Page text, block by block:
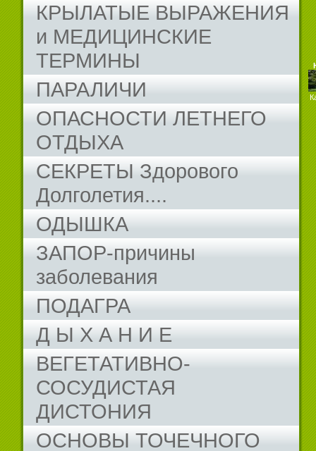
КРЫЛАТЫЕ ВЫРАЖЕНИЯ
и МЕДИЦИНСКИЕ
ТЕРМИНЫ
ПАРАЛИЧИ
ОПАСНОСТИ ЛЕТНЕГО
ОТДЫХА
СЕКРЕТЫ Здорового
Долголетия....
ОДЫШКА
ЗАПОР-причины
заболевания
ПОДАГРА
Д Ы Х А Н И Е
ВЕГЕТАТИВНО-
СОСУДИСТАЯ
ДИСТОНИЯ
ОСНОВЫ ТОЧЕЧНОГО